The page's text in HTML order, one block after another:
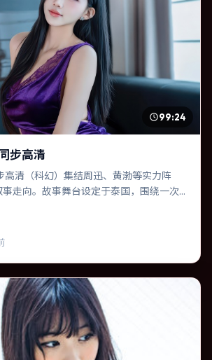
99:24
步高清
高清（科幻）集结周迅、黄渤等实力阵
走向。故事舞台设定于泰国，围绕一次
应；配乐与色彩高度服务于主题，结尾